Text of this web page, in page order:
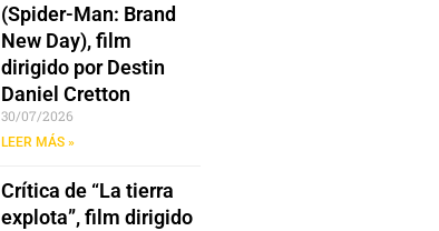
(Spider-Man: Brand
New Day), film
dirigido por Destin
Daniel Cretton
30/07/2026
LEER MÁS »
Crítica de “La tierra
explota”, film dirigido